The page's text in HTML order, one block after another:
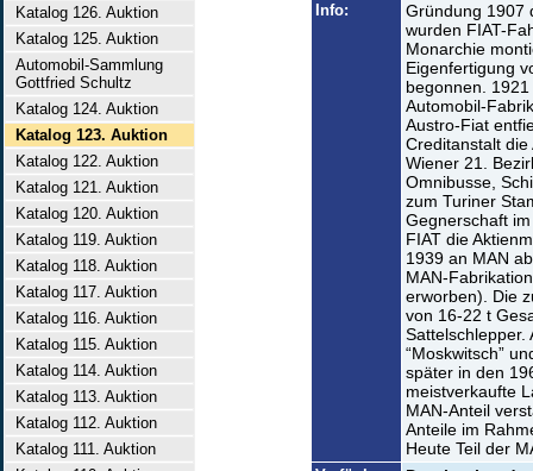
Katalog 126. Auktion
Katalog 125. Auktion
Automobil-Sammlung
Gottfried Schultz
Katalog 124. Auktion
Katalog 123. Auktion
Katalog 122. Auktion
Katalog 121. Auktion
Katalog 120. Auktion
Katalog 119. Auktion
Katalog 118. Auktion
Katalog 117. Auktion
Katalog 116. Auktion
Katalog 115. Auktion
Katalog 114. Auktion
Katalog 113. Auktion
Katalog 112. Auktion
Katalog 111. Auktion
Info:
Gründung 1907
wurden FIAT-
Monarchie
Eigenfertigung
begonnen.
Automobil-
Austro-Fiat
Creditanstalt
Wiener 21.
Omnibusse,
zum Turiner
Gegnerschaft
FIAT die
1939 an MAN
MAN-
erworben). Die
von 16-22 t
Sattelschlepper.
“Moskwitsch”
später in den
meistverkaufte
MAN-Anteil
Anteile im
Heute Teil der